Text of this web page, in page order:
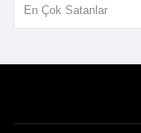
En Çok Satanlar